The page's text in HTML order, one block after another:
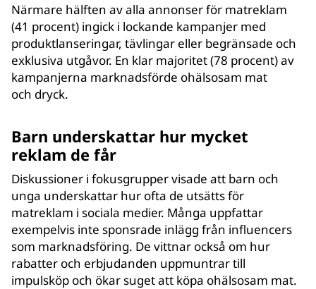
Närmare hälften av alla annonser för matreklam
(41 procent) ingick i lockande kampanjer med
produktlanseringar, tävlingar eller begränsade och
exklusiva utgåvor. En klar majoritet (78 procent) av
kampanjerna marknadsförde ohälsosam mat
och dryck.
Barn underskattar hur mycket
reklam de får
Diskussioner i fokusgrupper visade att barn och
unga underskattar hur ofta de utsätts för
matreklam i sociala medier. Många uppfattar
exempelvis inte sponsrade inlägg från influencers
som marknadsföring. De vittnar också om hur
rabatter och erbjudanden uppmuntrar till
impulsköp och ökar suget att köpa ohälsosam mat.